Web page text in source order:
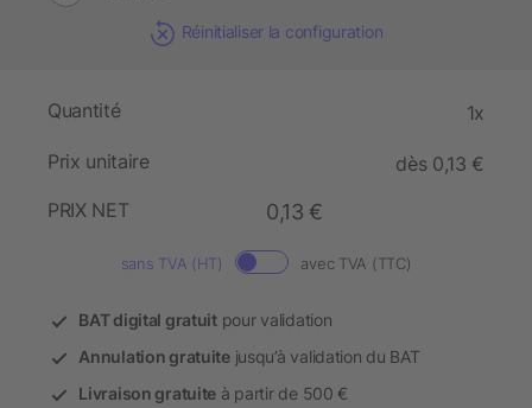
Réinitialiser la configuration
Quantité 1x
Prix unitaire
dès 0,13 €
PRIX NET
0,13 €
sans TVA (HT) avec TVA (TTC)
BAT digital gratuitpour validation
Annulation gratuitejusqu’à validation du BAT
Livraison gratuite à partir de 500 €